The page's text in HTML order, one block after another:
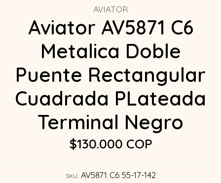
AVIATOR
Aviator AV5871 C6
Metalica Doble
Puente Rectangular
Cuadrada PLateada
Terminal Negro
$130.000 COP
SKU: AV5871 C6 55-17-142